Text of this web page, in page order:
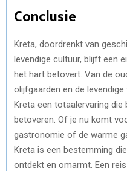
Conclusie
Kreta, doordrenkt van
levendige cultuur, blijft een
het hart betovert. Van de
olijfgaarden en de
Kreta een totaalervaring
betoveren. Of je nu komt
gastronomie of de warme
Kreta is een bestemming
ontdekt en omarmt. Een